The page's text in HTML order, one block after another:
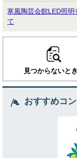
寒風陶芸会館LED照
て
見つからないと
おすすめコ